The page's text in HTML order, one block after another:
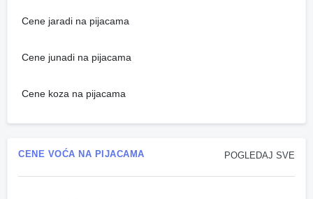
Cene jaradi na pijacama
Cene junadi na pijacama
Cene koza na pijacama
POGLEDAJ SVE
CENE VOĆA NA PIJACAMA